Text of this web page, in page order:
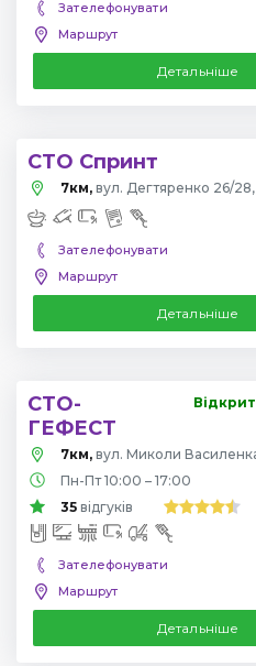
Зателефонувати
Маршрут
Детальніше
СТО Спринт
7км, вул. Дегтяренко 26/28,
Зателефонувати
Маршрут
Детальніше
СТО-
ГЕФЕСТ
7км, вул. Миколи Василенка
Пн-Пт 10:00 – 17:00
35 відгуків
Зателефонувати
Маршрут
Детальніше